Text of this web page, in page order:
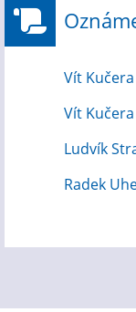
Vít
Vít
Ludvík
Radek